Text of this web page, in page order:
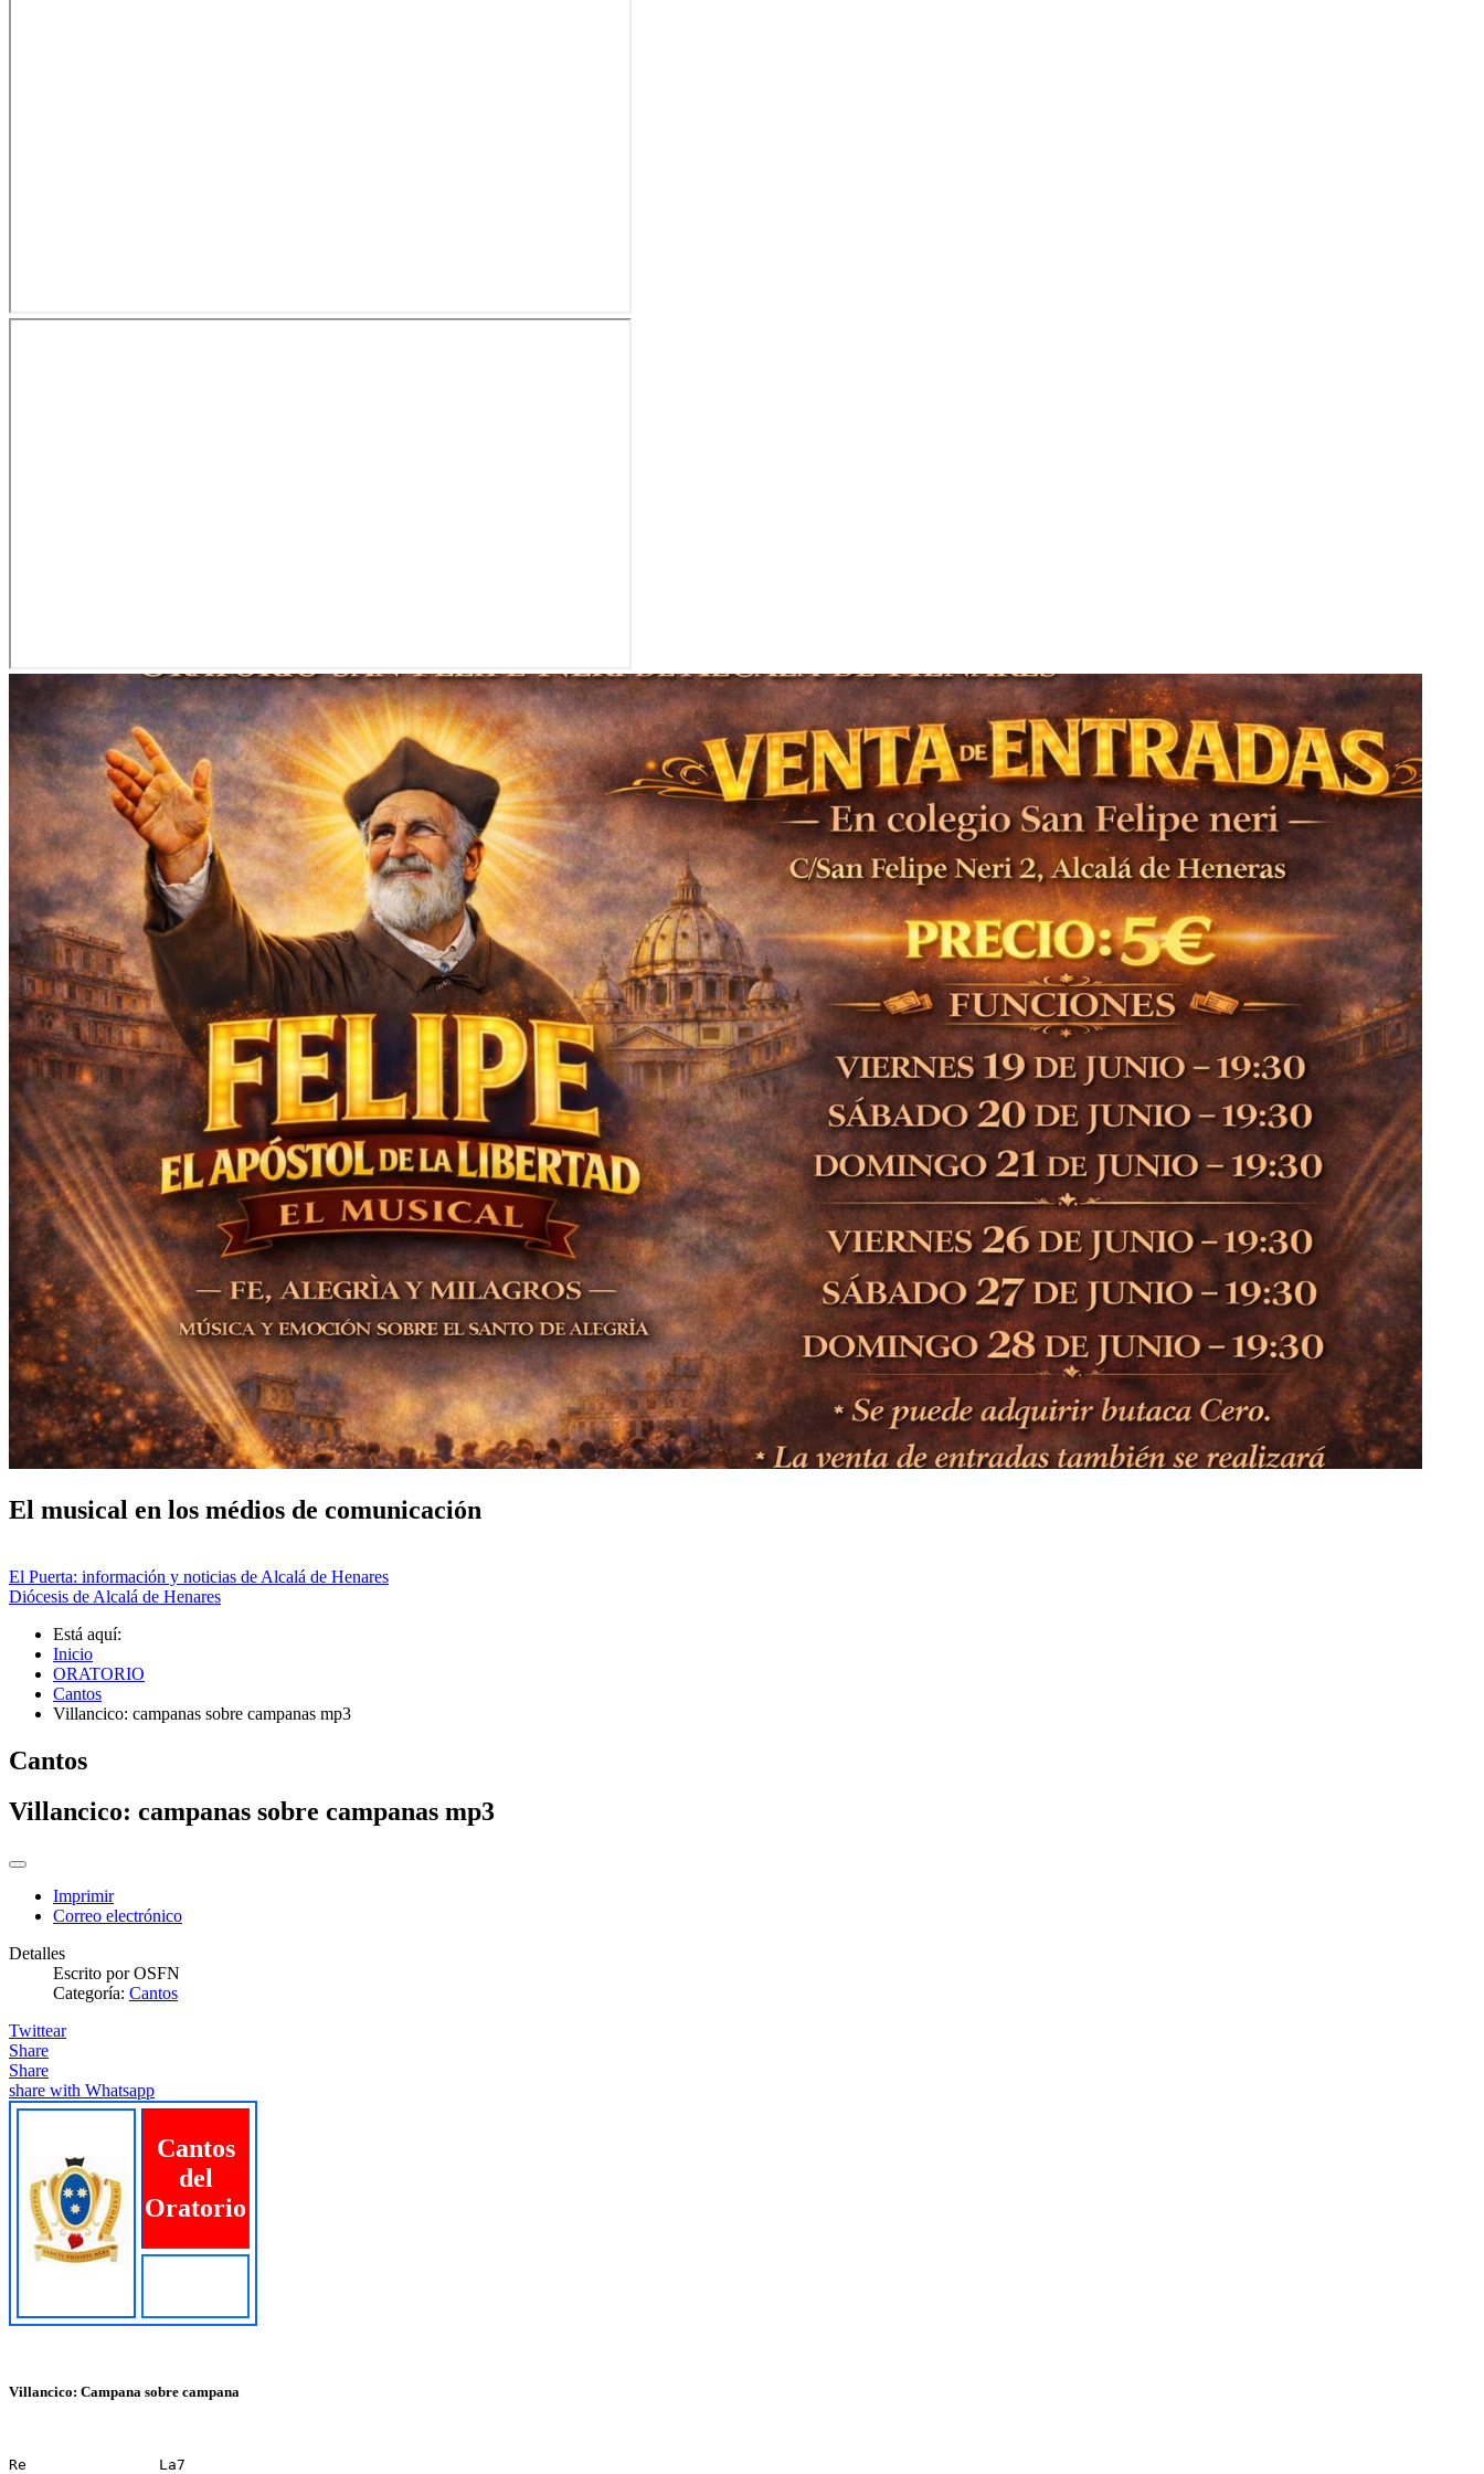
El musical en los médios de comunicación
El Puerta: información y noticias de Alcalá de Henares
Diócesis de Alcalá de Henares
Está aquí:
Inicio
ORATORIO
Cantos
Villancico: campanas sobre campanas mp3
Cantos
Villancico: campanas sobre campanas mp3
Imprimir
Correo electrónico
Detalles
Escrito porOSFN
Categoría: Cantos
Twittear
Share
Share
share with Whatsapp
Cantos
del
Oratorio
Villancico: Campana sobre campana
Re               La7